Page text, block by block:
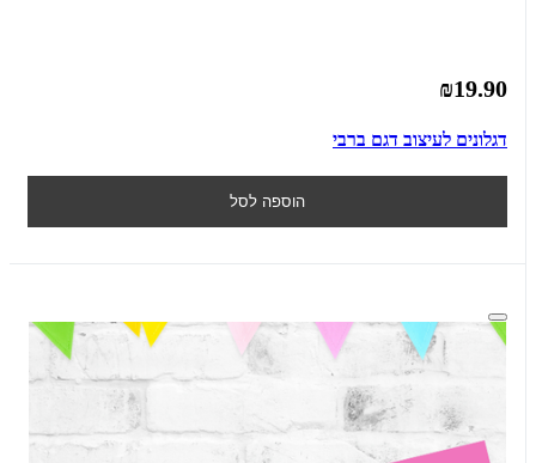
₪19.90
דגלונים לעיצוב דגם ברבי
הוספה לסל